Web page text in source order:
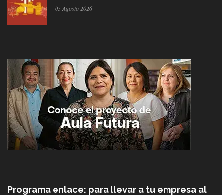
05 Agosto 2026
Programa enlace: para llevar a tu empresa al